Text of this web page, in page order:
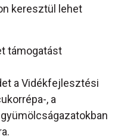
keresztül lehet
támogatást
a Vidékfejlesztési
, a